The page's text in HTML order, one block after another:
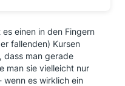
einen in den Fingern
fallenden) Kursen
dass man gerade
man sie vielleicht nur
wenn es wirklich ein